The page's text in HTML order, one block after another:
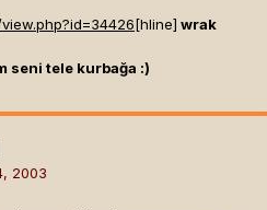
[hline] wrak
seni tele kurbağa :)
2003